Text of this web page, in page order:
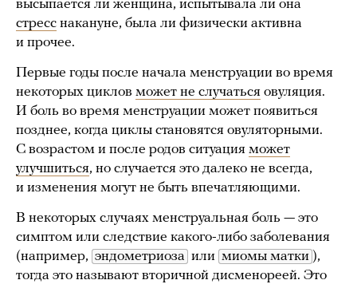
высыпается ли женщина, испытывала ли она
стресс накануне, была ли физически активна
и прочее.
Первые годы после начала менструации во время
некоторых циклов может не случаться овуляция.
И боль во время менструации может появиться
позднее, когда циклы становятся овуляторными.
С возрастом и после родов ситуация может
улучшиться, но случается это далеко не всегда,
и изменения могут не быть впечатляющими.
В некоторых случаях менструальная боль — это
симптом или следствие какого-либо заболевания
(например, эндометриоза или миомы матки ),
тогда это называют вторичной дисменореей. Это